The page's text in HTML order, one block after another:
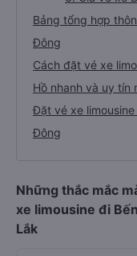
Bảng tổng hợp
Đông
Cách đặt vé xe
Hồ nhanh và uy tín
Đặt vé xe
Đông
Những thắc mắc
xe limousine đi
Lắk